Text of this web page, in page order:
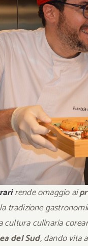
rende omaggio ai
tradizione
culinaria
del Sud, dando vita